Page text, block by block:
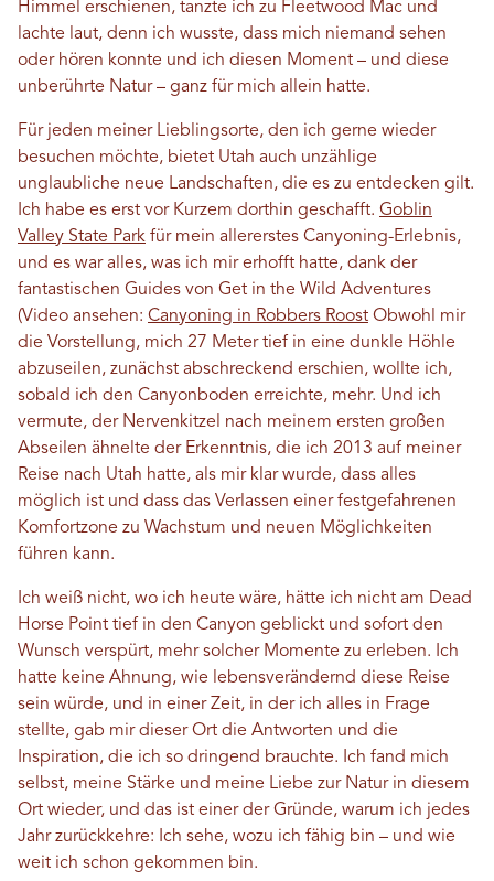
Himmel erschienen, tanzte ich zu Fleetwood Mac und
lachte laut, denn ich wusste, dass mich niemand sehen
oder hören konnte und ich diesen Moment – ​​und diese
unberührte Natur – ganz für mich allein hatte.
Für jeden meiner Lieblingsorte, den ich gerne wieder
besuchen möchte, bietet Utah auch unzählige
unglaubliche neue Landschaften, die es zu entdecken gilt.
Ich habe es erst vor Kurzem dorthin geschafft. Goblin
Valley State Park für mein allererstes Canyoning-Erlebnis,
und es war alles, was ich mir erhofft hatte, dank der
fantastischen Guides von Get in the Wild Adventures
(Video ansehen: Canyoning in Robbers Roost Obwohl mir
die Vorstellung, mich 27 Meter tief in eine dunkle Höhle
abzuseilen, zunächst abschreckend erschien, wollte ich,
sobald ich den Canyonboden erreichte, mehr. Und ich
vermute, der Nervenkitzel nach meinem ersten großen
Abseilen ähnelte der Erkenntnis, die ich 2013 auf meiner
Reise nach Utah hatte, als mir klar wurde, dass alles
möglich ist und dass das Verlassen einer festgefahrenen
Komfortzone zu Wachstum und neuen Möglichkeiten
führen kann.
Ich weiß nicht, wo ich heute wäre, hätte ich nicht am Dead
Horse Point tief in den Canyon geblickt und sofort den
Wunsch verspürt, mehr solcher Momente zu erleben. Ich
hatte keine Ahnung, wie lebensverändernd diese Reise
sein würde, und in einer Zeit, in der ich alles in Frage
stellte, gab mir dieser Ort die Antworten und die
Inspiration, die ich so dringend brauchte. Ich fand mich
selbst, meine Stärke und meine Liebe zur Natur in diesem
Ort wieder, und das ist einer der Gründe, warum ich jedes
Jahr zurückkehre: Ich sehe, wozu ich fähig bin – und wie
weit ich schon gekommen bin.